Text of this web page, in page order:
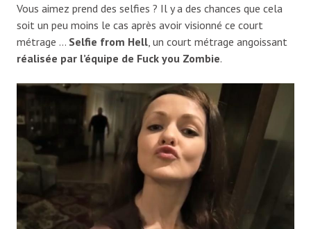
Vous aimez prend des selfies ? Il y a des chances que cela
soit un peu moins le cas après avoir visionné ce court
métrage … Selfie from Hell , un court métrage angoissant
réalisée par l’équipe de Fuck you Zombie.